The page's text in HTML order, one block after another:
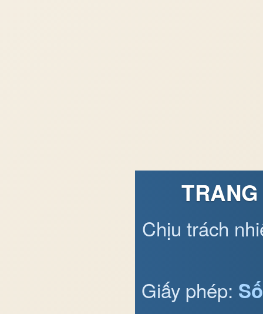
Chịu trách
Giấy phép: